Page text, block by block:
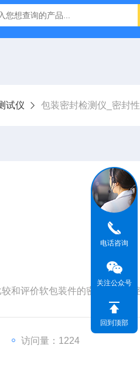
密封检测设备
试仪 包装密封检测仪_密封
和评价软包装件的密封工艺及
访问量：1224
电话咨询
关注公众号
回到顶部